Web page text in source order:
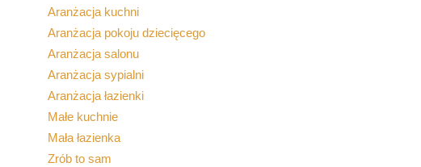
Aranżacja kuchni
Aranżacja pokoju dziecięcego
Aranżacja salonu
Aranżacja sypialni
Aranżacja łazienki
Małe kuchnie
Mała łazienka
Zrób to sam